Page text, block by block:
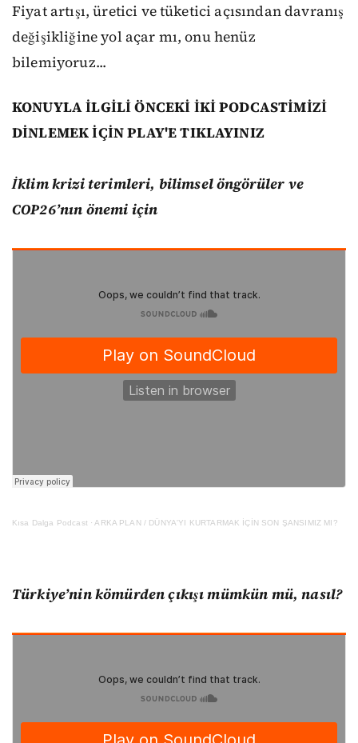
Fiyat artışı, üretici ve tüketici açısından davranış
değişikliğine yol açar mı, onu henüz
bilemiyoruz...
KONUYLA İLGİLİ ÖNCEKİ İKİ PODCASTİMİZİ
DİNLEMEK İÇİN PLAY'E TIKLAYINIZ
İklim krizi terimleri, bilimsel öngörüler ve
COP26’nın önemi için
Kısa Dalga Podcast · ARKA PLAN / DÜNYA'YI KURTARMAK İÇİN SON ŞANSIMIZ MI?
Türkiye’nin kömürden çıkışı mümkün mü, nasıl?